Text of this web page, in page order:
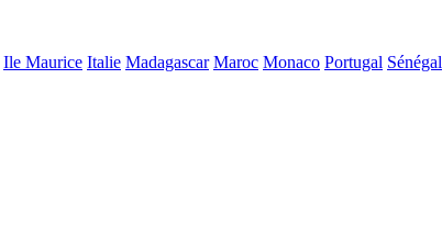
Ile Maurice Italie Madagascar Maroc Monaco Portugal Sénégal